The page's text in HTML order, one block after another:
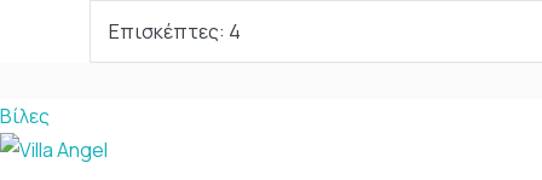
Επισκέπτες: 4
Βίλες